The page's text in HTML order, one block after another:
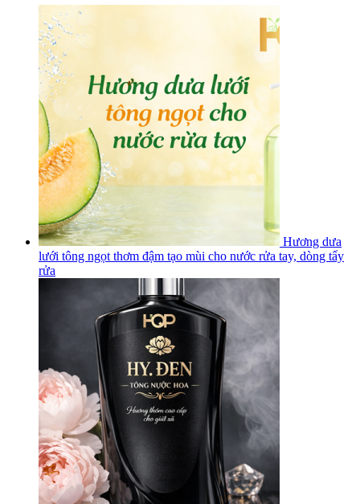
Hương dưa
lưới tông ngọt thơm đậm tạo mùi cho nước rửa tay, dòng tẩy
rửa